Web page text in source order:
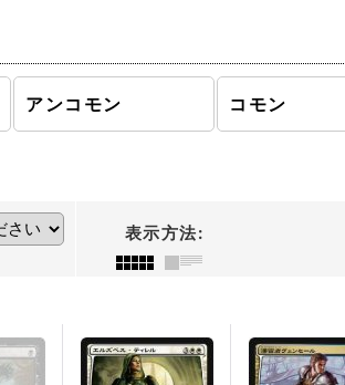
アンコモン コモン
表示方法: